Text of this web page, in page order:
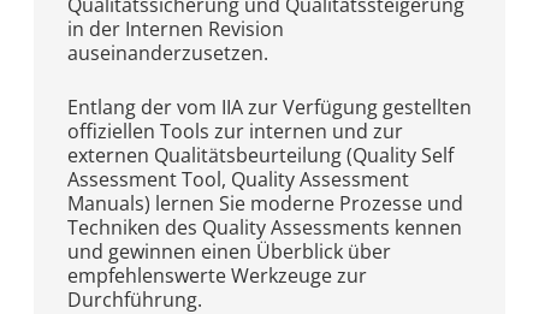
in der Internen Revision
auseinanderzusetzen.
Entlang der vom IIA zur Verfügung gestellten
offiziellen Tools zur internen und zur
externen Qualitätsbeurteilung (Quality Self
Assessment Tool, Quality Assessment
Manuals) lernen Sie moderne Prozesse und
Techniken des Quality Assessments kennen
und gewinnen einen Überblick über
empfehlenswerte Werkzeuge zur
Durchführung.